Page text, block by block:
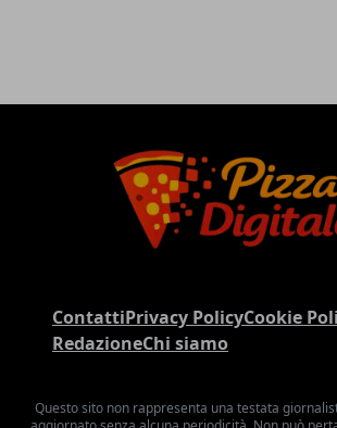
ContattiPrivacy PolicyCookie
RedazioneChi siamo
Questo sito non rappresenta una testata